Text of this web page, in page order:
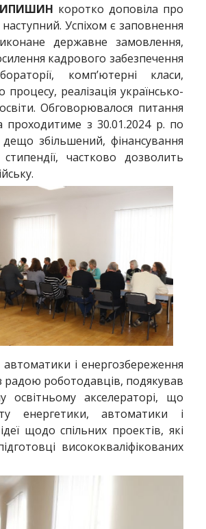
коротко доповіла про
Успіхом є заповнення
державне замовлення,
кадрового забезпечення
комп’ютерні класи,
реалізація українсько-
Обговорювалося питання
з 30.01.2024 р. по
збільшений, фінансування
частково дозволить
і енергозбереження
радою роботодавців, подякував
освітньому акселераторі, що
енергетики, автоматики і
щодо спільних проектів, які
висококваліфікованих